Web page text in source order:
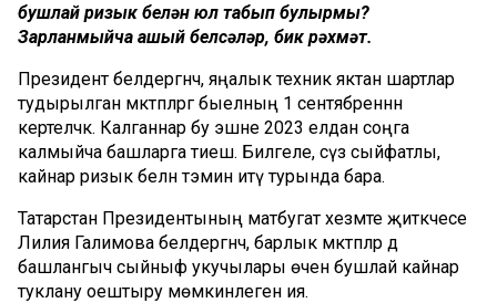
бушлай ризык белән юл табып булырмы?
Зарланмыйча ашый белсәләр, бик рәхмәт.
Президент белдергәнчә, яңалык техник яктан шартлар
тудырылган мәктәпләргә быелның 1 сентябреннән
кертеләчәк. Калганнар бу эшне 2023 елдан соңга
калмыйча башларга тиеш. Билгеле, сүз сыйфатлы,
кайнар ризык белән тәэмин итү турында бара.
Татарстан Президентының матбугат хезмәте җитәкчесе
Лилия Галимова белдергәнчә, барлык мәктәпләр дә
башлангыч сыйныф укучылары өчен бушлай кайнар
туклану оештыру мөмкинлегенә ия.